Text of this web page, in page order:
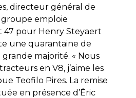
directeur général de
groupe emploie
47 pour Henry Steyaert
une quarantaine de
majorité. « Nous
en V8, j’aime les
Teofilo Pires. La remise
en présence d’Éric